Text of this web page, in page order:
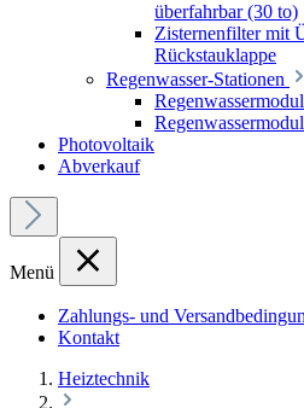
überfahrbar (30 to)
Zisternenfilter mit
Rückstauklappe
Regenwasser-Stationen
Photovoltaik
Abverkauf
Menü
Zahlungs- und
Kontakt
Heiztechnik